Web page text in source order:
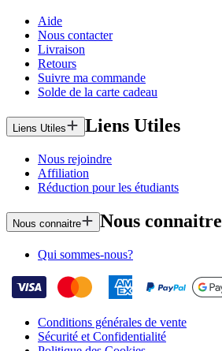
Aide
Nous contacter
Livraison
Retours
Suivre ma commande
Solde de la carte cadeau
Liens Utiles Liens Utiles
Nous rejoindre
Affiliation
Réduction pour les étudiants
Nous connaitre Nous connaitre
Qui sommes-nous?
Conditions générales de vente
Sécurité et Confidentialité